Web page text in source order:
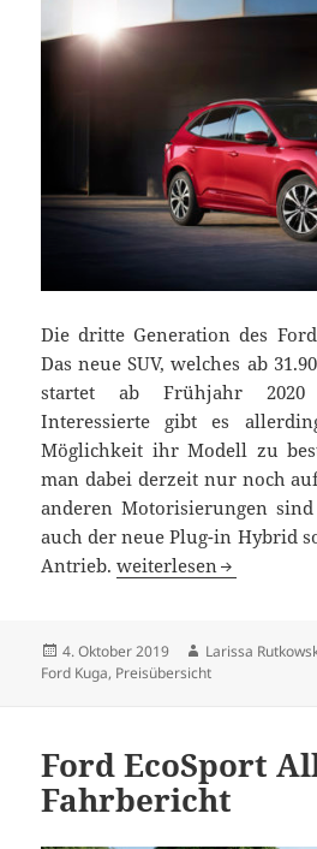
Die dritte Generation des
Das neue SUV, welches ab
startet ab Frühjahr
Interessierte gibt es
Möglichkeit ihr Modell zu
man dabei derzeit nur noch
anderen Motorisierungen
auch der neue Plug-in Hybrid
Antrieb.Neuer Ford Kuga ab
weiterlesen
Veröffentlicht
am
4. Oktober 2019 Autor
Larissa
Ford Kuga, Preisübersicht
Ford EcoSport
Fahrbericht